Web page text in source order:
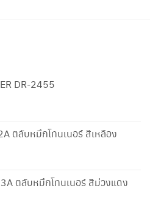
DR-2455
ตลับหมึกโทนเนอร์ สีเหลือง
ตลับหมึกโทนเนอร์ สีม่วงแดง